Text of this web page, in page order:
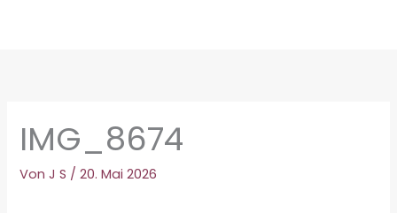
IMG_8674
VonJ S /20. Mai 2026